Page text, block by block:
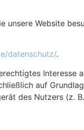
unsere Website
datenschutz/.
Interesse
auf
des Nutzers (z.